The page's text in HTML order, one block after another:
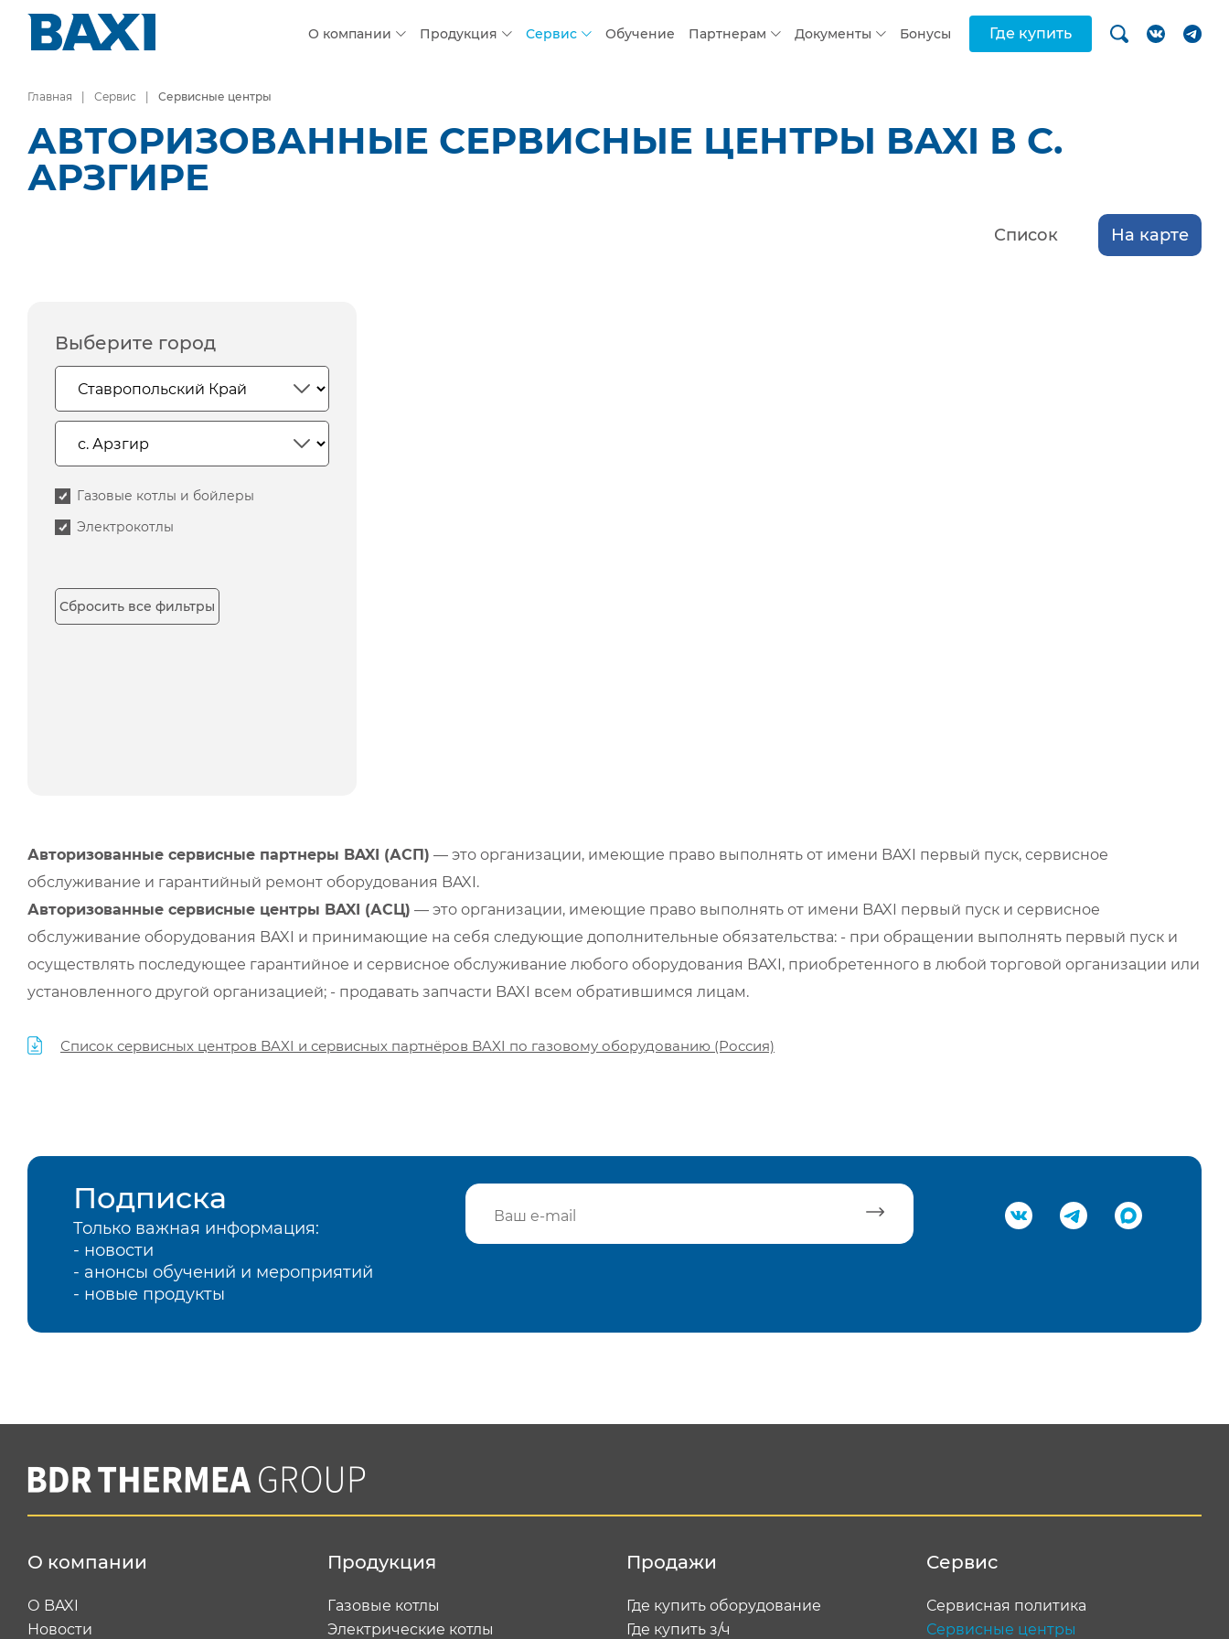
О компании Продукция Сервис Обучение Партнерам Документы Бонусы Где купить
Главная Сервис Сервисные центры
АВТОРИЗОВАННЫЕ СЕРВИСНЫЕ ЦЕНТРЫ BAXI В С.
АРЗГИРЕ
Список На карте
Выберите город
Газовые котлы и бойлеры
Электрокотлы
Сбросить все фильтры
Авторизованные сервисные партнеры BAXI (АСП) — это организации, имеющие право выполнять от имени BAXI первый пуск, сервисное
обслуживание и гарантийный ремонт оборудования BAXI.
Авторизованные сервисные центры BAXI (АСЦ) — это организации, имеющие право выполнять от имени BAXI первый пуск и сервисное
обслуживание оборудования BAXI и принимающие на себя следующие дополнительные обязательства: - при обращении выполнять первый пуск и
осуществлять последующее гарантийное и сервисное обслуживание любого оборудования BAXI, приобретенного в любой торговой организации или
установленного другой организацией; - продавать запчасти BAXI всем обратившимся лицам.
Список сервисных центров BAXI и сервисных партнёров BAXI по газовому оборудованию (Россия)
Подписка
Только важная информация:
- новости
- анонсы обучений и мероприятий
- новые продукты
О компании
О BAXI
Новости
Продукция
Газовые котлы
Электрические котлы
Продажи
Где купить оборудование
Где купить з/ч
Сервис
Сервисная политика
Сервисные центры